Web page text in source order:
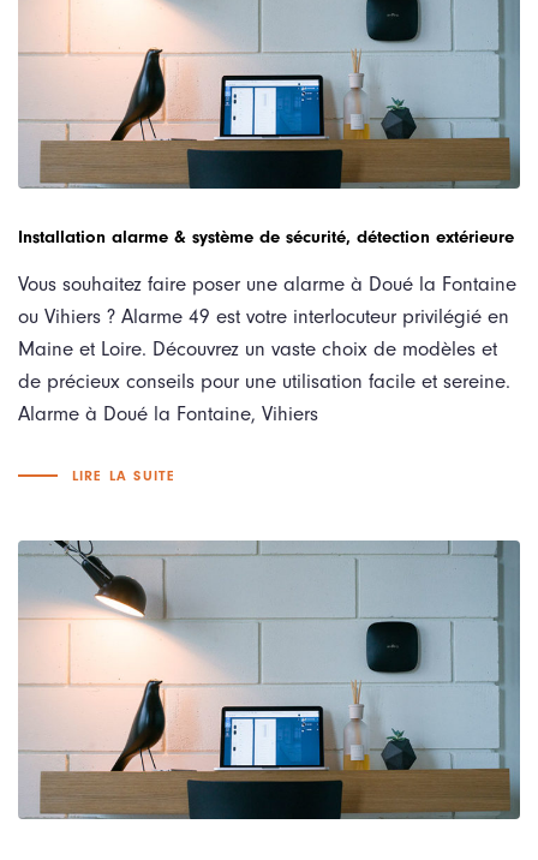
Installation alarme & système de sécurité, détection extérieure
Vous souhaitez faire poser une alarme à Doué la Fontaine
ou Vihiers ? Alarme 49 est votre interlocuteur privilégié en
Maine et Loire. Découvrez un vaste choix de modèles et
de précieux conseils pour une utilisation facile et sereine.
Alarme à Doué la Fontaine, Vihiers
LIRE LA SUITE